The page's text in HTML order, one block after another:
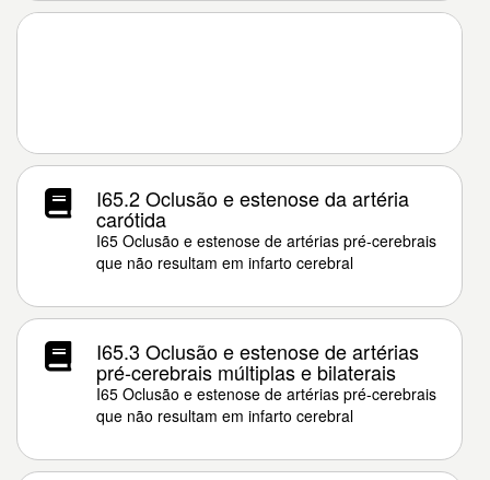
I65.2 Oclusão e estenose da artéria
carótida
I65 Oclusão e estenose de artérias pré-cerebrais
que não resultam em infarto cerebral
I65.3 Oclusão e estenose de artérias
pré-cerebrais múltiplas e bilaterais
I65 Oclusão e estenose de artérias pré-cerebrais
que não resultam em infarto cerebral